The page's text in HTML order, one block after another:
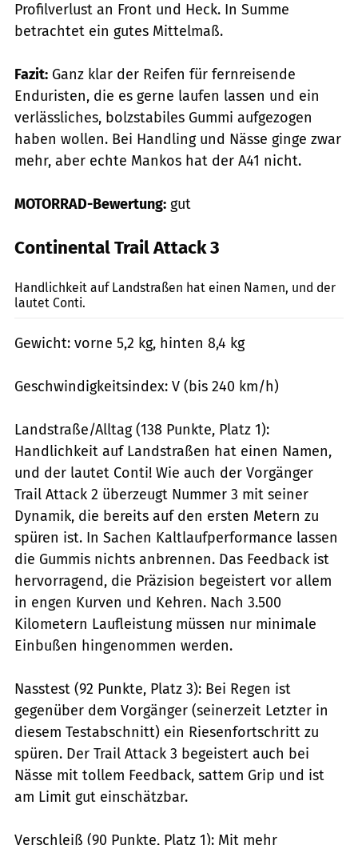
Profilverlust an Front und Heck. In Summe
betrachtet ein gutes Mittelmaß.
Fazit: Ganz klar der Reifen für fernreisende
Enduristen, die es gerne laufen lassen und ein
verlässliches, bolzstabiles Gummi aufgezogen
haben wollen. Bei Handling und Nässe ginge zwar
mehr, aber echte Mankos hat der A41 nicht.
MOTORRAD-Bewertung: gut
Continental Trail Attack 3
Handlichkeit auf Landstraßen hat einen Namen, und der
lautet Conti.
Gewicht: vorne 5,2 kg, hinten 8,4 kg
Geschwindigkeitsindex: V (bis 240 km/h)
Landstraße/Alltag (138 Punkte, Platz 1):
Handlichkeit auf Landstraßen hat einen Namen,
und der lautet Conti! Wie auch der Vorgänger
Trail Attack 2 überzeugt Nummer 3 mit seiner
Dynamik, die bereits auf den ersten Metern zu
spüren ist. In Sachen Kaltlaufperformance lassen
die Gummis nichts anbrennen. Das Feedback ist
hervorragend, die Präzision begeistert vor allem
in engen Kurven und Kehren. Nach 3.500
Kilometern Laufleistung müssen nur minimale
Einbußen hingenommen werden.
Nasstest (92 Punkte, Platz 3): Bei Regen ist
gegenüber dem Vorgänger (seinerzeit Letzter in
diesem Testabschnitt) ein Riesenfortschritt zu
spüren. Der Trail Attack 3 begeistert auch bei
Nässe mit tollem Feedback, sattem Grip und ist
am Limit gut einschätzbar.
Verschleiß (90 Punkte, Platz 1): Mit mehr